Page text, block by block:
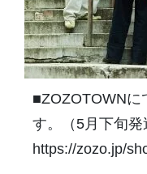
■ZOZOTOWNに
す。（5月下旬発
https://zozo.jp/